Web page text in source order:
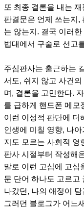
또 최종 결론을 내는
판결문은 언제 쓰는지,
는 않는지. 결국 이러
법대에서 구술로 선고
주심판사는 출근하는
서도, 쉬지 않고 사건
며, 결론을 고민한다.
를 급하게 핸드폰 메모
이런 이성적 판단에 더
인생에 미칠 영향, 나
지도 모르는 사회적 영
판사 시절부터 작성해
말로 이런 고심에 고심
문 단어 하나도 고르고
나갔던, 나의 애정이
그러던 블로그가 어느